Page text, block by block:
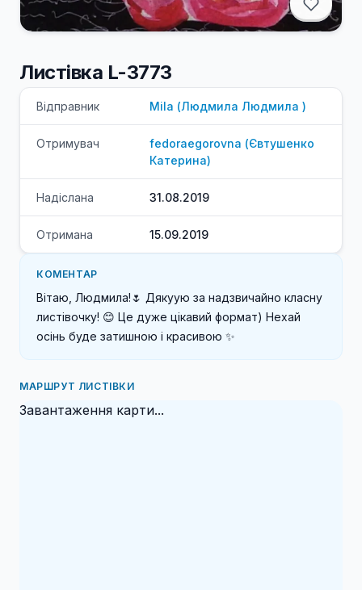
Листівка L-3773
Відправник Mila (Людмила Людмила )
Отримувач fedoraegorovna (Євтушенко
Катерина)
Надіслана 31.08.2019
Отримана 15.09.2019
КОМЕНТАР
Вітаю, Людмила!🌷 Дякуую за надзвичайно класну
листівочку! 😊 Це дуже цікавий формат) Нехай
осінь буде затишною і красивою ✨
МАРШРУТ ЛИСТІВКИ
Завантаження карти...